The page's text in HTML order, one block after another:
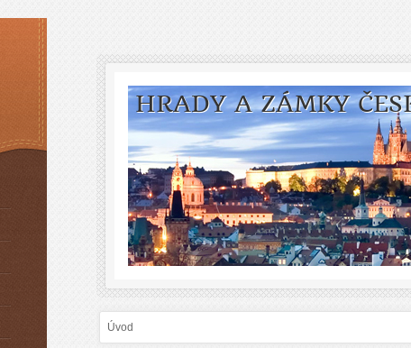
HRADY A ZÁMKY
Úvod